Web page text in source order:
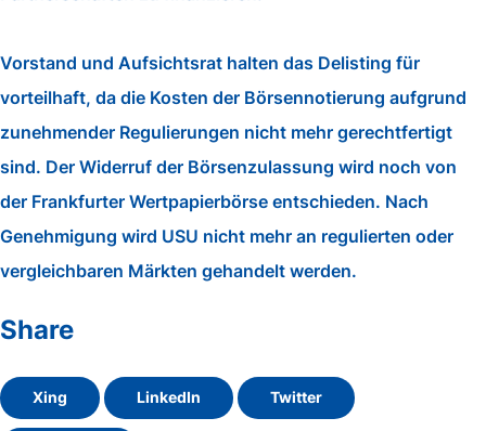
Vorstand und Aufsichtsrat halten das Delisting für
vorteilhaft, da die Kosten der Börsennotierung aufgrund
zunehmender Regulierungen nicht mehr gerechtfertigt
sind. Der Widerruf der Börsenzulassung wird noch von
der Frankfurter Wertpapierbörse entschieden. Nach
Genehmigung wird USU nicht mehr an regulierten oder
vergleichbaren Märkten gehandelt werden.
Share
Xing LinkedIn Twitter